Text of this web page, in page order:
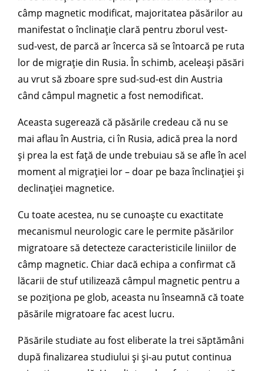
câmp magnetic modificat, majoritatea păsărilor au
manifestat o înclinație clară pentru zborul vest-
sud-vest, de parcă ar încerca să se întoarcă pe ruta
lor de migrație din Rusia. În schimb, aceleași păsări
au vrut să zboare spre sud-sud-est din Austria
când câmpul magnetic a fost nemodificat.
Aceasta sugerează că păsările credeau că nu se
mai aflau în Austria, ci în Rusia, adică prea la nord
și prea la est față de unde trebuiau să se afle în acel
moment al migrației lor – doar pe baza înclinației și
declinației magnetice.
Cu toate acestea, nu se cunoaște cu exactitate
mecanismul neurologic care le permite păsărilor
migratoare să detecteze caracteristicile liniilor de
câmp magnetic. Chiar dacă echipa a confirmat că
lăcarii de stuf utilizează câmpul magnetic pentru a
se poziționa pe glob, aceasta nu înseamnă că toate
păsările migratoare fac acest lucru.
Păsările studiate au fost eliberate la trei săptămâni
după finalizarea studiului și și-au putut continua